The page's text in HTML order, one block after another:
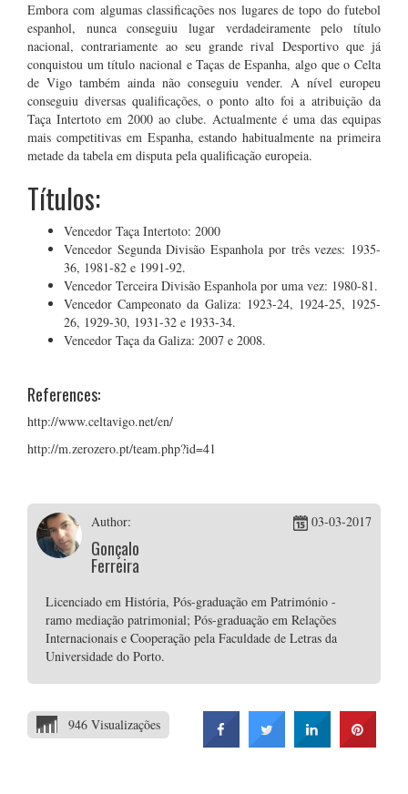
Embora com algumas classificações nos lugares de topo do futebol
espanhol, nunca conseguiu lugar verdadeiramente pelo título
nacional, contrariamente ao seu grande rival Desportivo que já
conquistou um título nacional e Taças de Espanha, algo que o Celta
de Vigo também ainda não conseguiu vender. A nível europeu
conseguiu diversas qualificações, o ponto alto foi a atribuição da
Taça Intertoto em 2000 ao clube. Actualmente é uma das equipas
mais competitivas em Espanha, estando habitualmente na primeira
metade da tabela em disputa pela qualificação europeia.
Títulos:
Vencedor Taça Intertoto: 2000
Vencedor Segunda Divisão Espanhola por três vezes: 1935-
36, 1981-82 e 1991-92.
Vencedor Terceira Divisão Espanhola por uma vez: 1980-81.
Vencedor Campeonato da Galiza: 1923-24, 1924-25, 1925-
26, 1929-30, 1931-32 e 1933-34.
Vencedor Taça da Galiza: 2007 e 2008.
References:
http://www.celtavigo.net/en/
http://m.zerozero.pt/team.php?id=41
Author:
Gonçalo
Ferreira
03-03-2017
Licenciado em História, Pós-graduação em Património -
ramo mediação patrimonial; Pós-graduação em Relações
Internacionais e Cooperação pela Faculdade de Letras da
Universidade do Porto.
946 Visualizações